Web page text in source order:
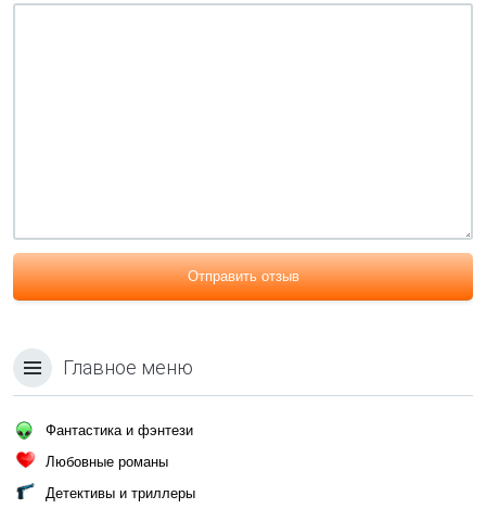
Отправить отзыв
Главное меню
Фантастика и фэнтези
Любовные романы
Детективы и триллеры